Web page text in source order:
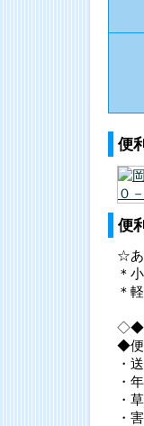
便
便
☆あ
＊
＊
◇◆
◆便
・
・
・
・